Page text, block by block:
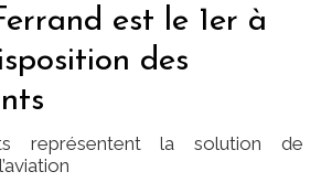
est le 1er à
des
représentent la solution de